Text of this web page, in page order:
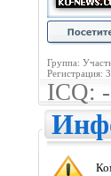
Группа:
Регистрация:
ICQ: